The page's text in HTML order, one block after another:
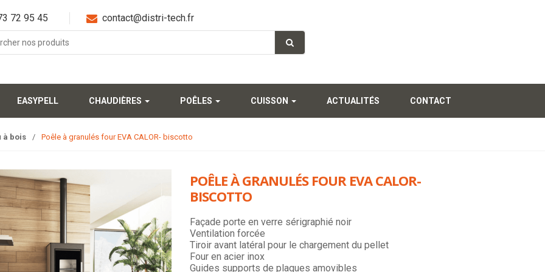
72 95 45 contact@distri-tech.fr
EASYPELL CHAUDIÈRES POÊLES CUISSON ACTUALITÉS CONTACT
à bois / Poêle à granulés four EVA CALOR- biscotto
POÊLE À GRANULÉS FOUR EVA CALOR-
BISCOTTO
Façade porte en verre sérigraphié noir
Ventilation forcée
Tiroir avant latéral pour le chargement du pellet
Four en acier inox
Guides supports de plaques amovibles